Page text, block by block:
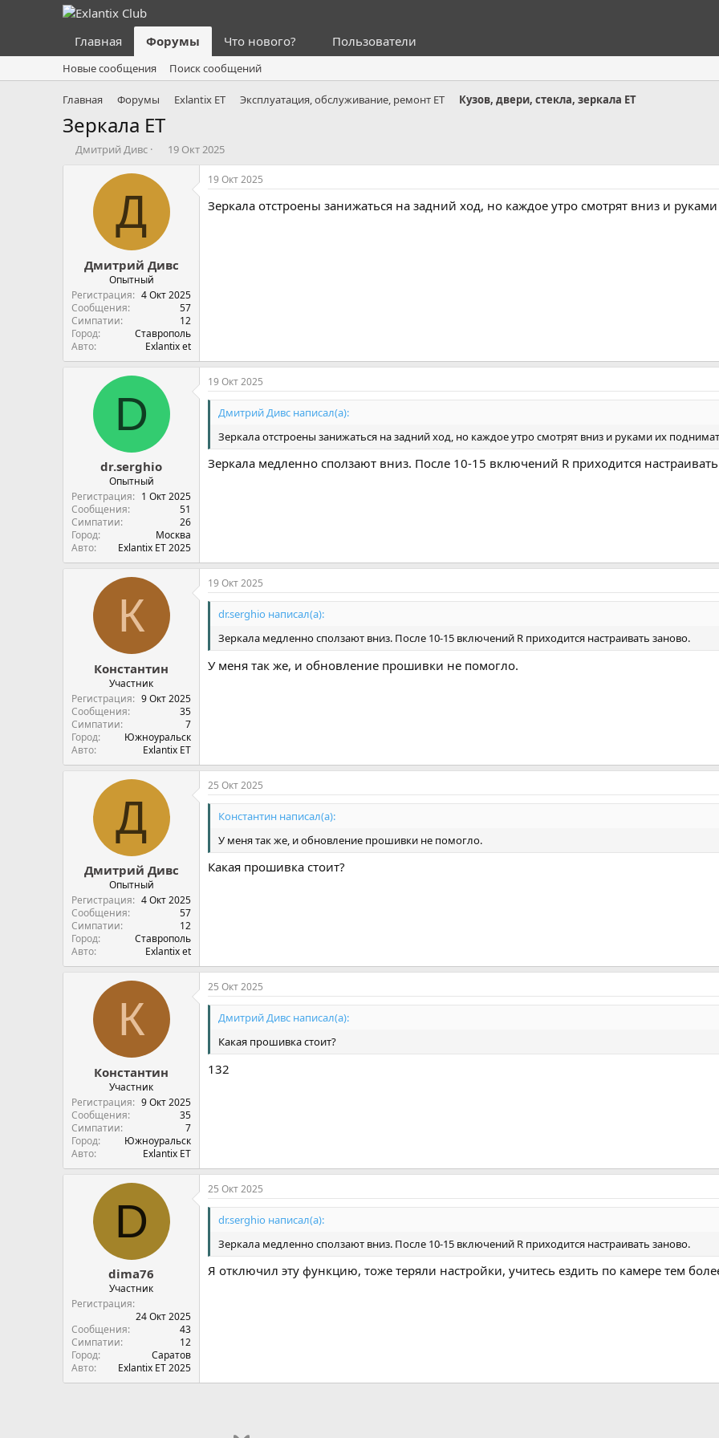
Главная Форумы Что нового? Пользователи
Новые сообщения Поиск сообщений
Главная Форумы Exlantix ET Эксплуатация, обслуживание, ремонт ET Кузов, двери, стекла, зеркала ET
Зеркала ET
А
Дмитрий Дивс
Д
н
а
л
19 Окт 2025
Д
Дмитрий Дивс
Опытный
Регистрация
4 Окт 2025
Сообщения
57
Симпатии
12
Город
Ставрополь
Авто
Exlantix et
19 Окт 2025
Зеркала отстроены занижаться на задний ход, но каждое утро смотрят вниз и
D
dr.serghio
Опытный
Регистрация
1 Окт 2025
Сообщения
51
Симпатии
26
Город
Москва
Авто
Exlantix ET 2025
19 Окт 2025
Дмитрий Дивс написал(а):
Зеркала отстроены занижаться на задний ход, но каждое утро смотрят вниз и руками их
Зеркала медленно сползают вниз. После 10-15 включений R приходится
К
Константин
Участник
Регистрация
9 Окт 2025
Сообщения
35
Симпатии
7
Город
Южноуральск
Авто
Exlantix ET
19 Окт 2025
dr.serghio написал(а):
Зеркала медленно сползают вниз. После 10-15 включений R приходится настраивать заново.
У меня так же, и обновление прошивки не помогло.
Д
Дмитрий Дивс
Опытный
Регистрация
4 Окт 2025
Сообщения
57
Симпатии
12
Город
Ставрополь
Авто
Exlantix et
25 Окт 2025
Константин написал(а):
У меня так же, и обновление прошивки не помогло.
Какая прошивка стоит?
К
Константин
Участник
Регистрация
9 Окт 2025
Сообщения
35
Симпатии
7
Город
Южноуральск
Авто
Exlantix ET
25 Окт 2025
Дмитрий Дивс написал(а):
Какая прошивка стоит?
132
D
dima76
Участник
Регистрация
24 Окт 2025
Сообщения
43
Симпатии
12
Город
Саратов
Авто
Exlantix ET 2025
25 Окт 2025
dr.serghio написал(а):
Зеркала медленно сползают вниз. После 10-15 включений R приходится настраивать заново.
Я отключил эту функцию, тоже теряли настройки, учитесь ездить по камере тем